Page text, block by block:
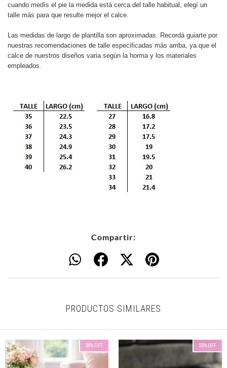
cuando medís el pie la medida está cerca del talle habitual, elegí un
talle más para que resulte mejor el calce.
Las medidas de largo de plantilla son aproximadas. Recordá guiarte por
nuestras recomendaciones de talle especificadas más arriba, ya que el
calce de nuestros diseños varia según la horma y los materiales
empleados.
Compartir:
PRODUCTOS SIMILARES
58% OFF 55% OFF